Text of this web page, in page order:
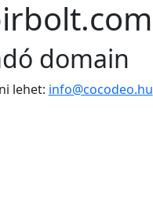
domain
lehet: info@cocodeo.hu